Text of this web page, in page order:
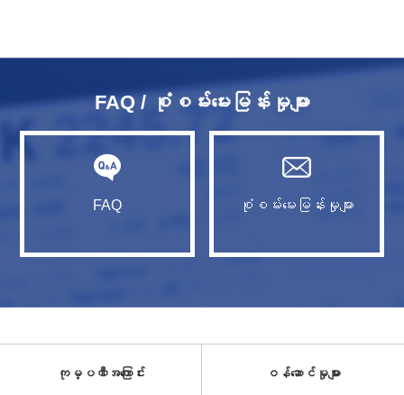
FAQ / စုံစမ်းမေးမြန်းမှုများ
FAQ စုံစမ်းမေးမြန်းမှုများ
ကုမ္ပဏီအကြောင်း ဝန်ဆောင်မှုများ